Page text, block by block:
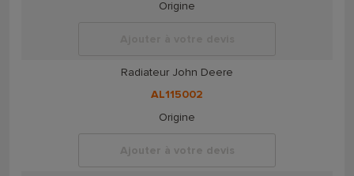
Origine
Radiateur John Deere
AL115002
Origine
Ajouter à votre devis